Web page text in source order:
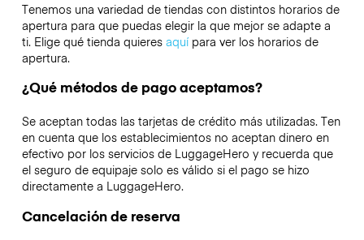
Tenemos una variedad de tiendas con distintos horarios de
apertura para que puedas elegir la que mejor se adapte a
ti. Elige qué tienda quieres aquípara ver los horarios de
apertura.
¿Qué métodos de pago aceptamos?
Se aceptan todas las tarjetas de crédito más utilizadas. Ten
en cuenta que los establecimientos no aceptan dinero en
efectivo por los servicios de LuggageHero y recuerda que
el seguro de equipaje solo es válido si el pago se hizo
directamente a LuggageHero.
Cancelación de reserva